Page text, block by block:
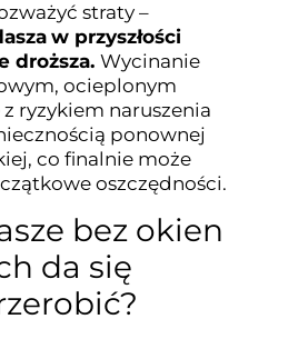
straty –
w przyszłości
droższa. Wycinanie
ocieplonym
ryzykiem naruszenia
ponownej
co finalnie może
oszczędności.
bez okien
da się